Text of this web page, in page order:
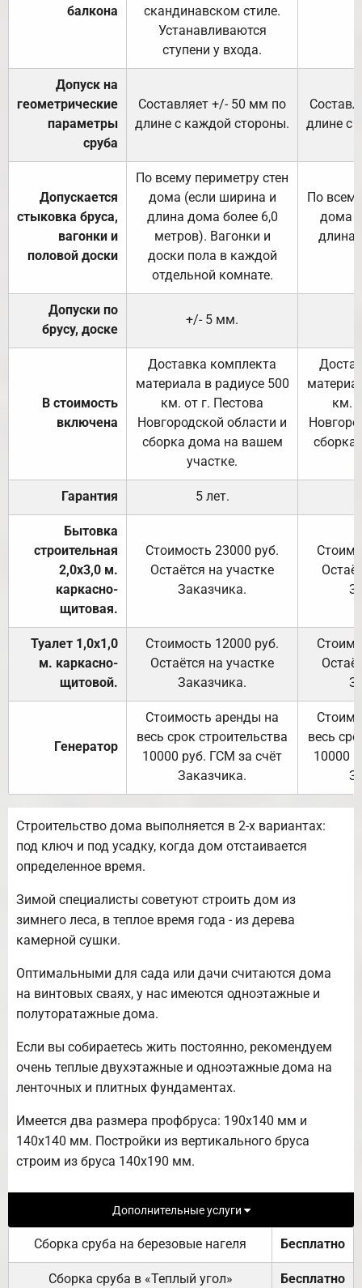
балкона
скандинавском стиле.
Устанавливаются
ступени у входа.
Допуск на
геометрические
параметры
сруба
Составляет +/- 50 мм по
длине с каждой стороны.
длине с
Допускается
стыковка бруса,
вагонки и
половой доски
По всему периметру стен
дома (если ширина и
длина дома более 6,0
метров). Вагонки и
доски пола в каждой
отдельной комнате.
По
дома
длина
Допуски по
брусу, доске
+/- 5 мм.
В стоимость
включена
Доставка комплекта
материала в радиусе 500
км. от г. Пестова
Новгородской области и
сборка дома на вашем
участке.
км.
Гарантия 5 лет.
Бытовка
строительная
2,0х3,0 м.
каркасно-
щитовая.
Стоимость 23000 руб.
Остаётся на участке
Заказчика.
Туалет 1,0х1,0
м. каркасно-
щитовой.
Стоимость 12000 руб.
Остаётся на участке
Заказчика.
Генератор
Стоимость аренды на
весь срок строительства
10000 руб. ГСМ за счёт
Заказчика.
весь
10000
Строительство дома выполняется в 2-х вариантах:
под ключ и под усадку, когда дом отстаивается
определенное время.
Зимой специалисты советуют строить дом из
зимнего леса, в теплое время года - из дерева
камерной сушки.
Оптимальными для сада или дачи считаются дома
на винтовых сваях, у нас имеются одноэтажные и
полуторатажные дома.
Если вы собираетесь жить постоянно, рекомендуем
очень теплые двухэтажные и одноэтажные дома на
ленточных и плитных фундаментах.
Имеется два размера профбруса: 190х140 мм и
140х140 мм. Постройки из вертикального бруса
строим из бруса 140х190 мм.
Дополнительные услуги
Сборка сруба на березовые нагеля Бесплатно
Сборка сруба в «Теплый угол» Бесплатно